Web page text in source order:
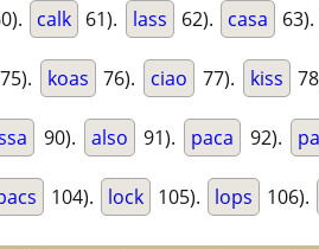
calk 61). lass 62). casa 63).
75). koas 76). ciao 77). kiss
90). also 91). paca 92).
104). lock 105). lops 106).